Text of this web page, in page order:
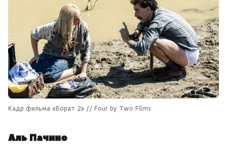
Кадр фильма «Борат 2» // Four by Two Films
Аль Пачино